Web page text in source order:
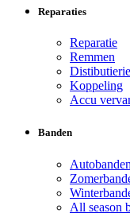
Reparaties
Reparatie
Remmen
Koppeling
Accu
Banden
Autobanden
All season